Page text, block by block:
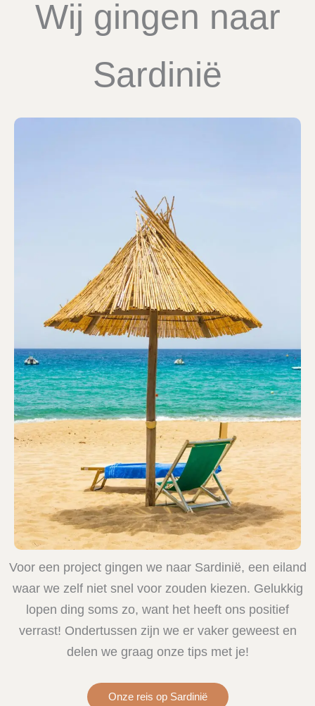
Wij gingen naar
Sardinië
Voor een project gingen we naar Sardinië, een eiland
waar we zelf niet snel voor zouden kiezen. Gelukkig
lopen ding soms zo, want het heeft ons positief
verrast! Ondertussen zijn we er vaker geweest en
delen we graag onze tips met je!
Onze reis op Sardinië